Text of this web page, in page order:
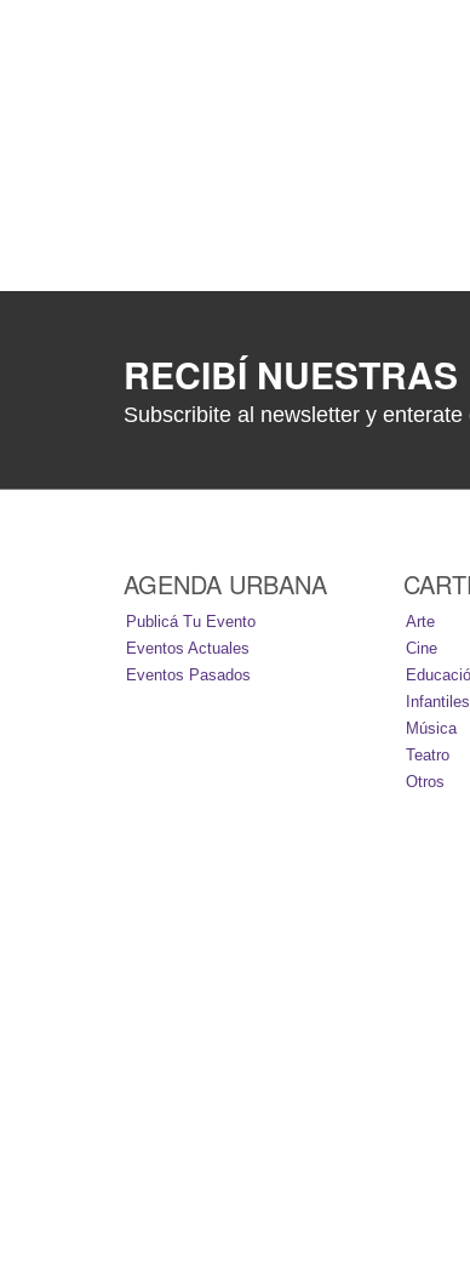
RECIBÍ
Subscribite al newsletter y
AGENDA URBANA
Publicá Tu Evento
Eventos Actuales
Eventos Pasados
Arte
Cine
Infantiles
Música
Teatro
Otros